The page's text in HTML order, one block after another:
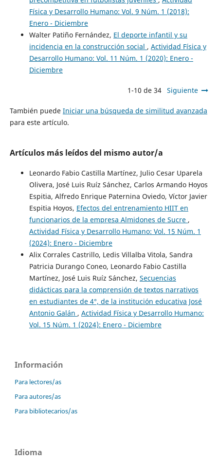
Física y Desarrollo Humano: Vol. 9 Núm. 1 (2018):
Enero - Diciembre
Walter Patiño Fernández, El deporte infantil y su
incidencia en la construcción social , Actividad Física y
Desarrollo Humano: Vol. 11 Núm. 1 (2020): Enero -
Diciembre
1-10 de 34 Siguiente
También puede Iniciar una búsqueda de similitud avanzada
para este artículo.
Artículos más leídos del mismo autor/a
Leonardo Fabio Castilla Martínez, Julio Cesar Uparela
Olivera, José Luis Ruíz Sánchez, Carlos Armando Hoyos
Espitia, Alfredo Enrique Paternina Oviedo, Víctor Javier
Espitia Hoyos, Efectos del entrenamiento HIIT en
funcionarios de la empresa Almidones de Sucre ,
Actividad Física y Desarrollo Humano: Vol. 15 Núm. 1
(2024): Enero - Diciembre
Alix Corrales Castrillo, Ledis Villalba Vitola, Sandra
Patricia Durango Coneo, Leonardo Fabio Castilla
Martínez, José Luis Ruíz Sánchez, Secuencias
didácticas para la comprensión de textos narrativos
en estudiantes de 4°, de la institución educativa José
Antonio Galán , Actividad Física y Desarrollo Humano:
Vol. 15 Núm. 1 (2024): Enero - Diciembre
Información
Para lectores/as
Para autores/as
Para bibliotecarios/as
Idioma